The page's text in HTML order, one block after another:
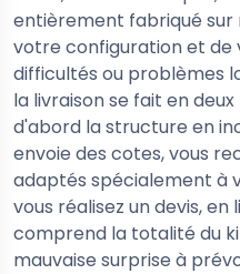
entièrement fabriqué sur
votre configuration et de
difficultés ou problèmes
la livraison se fait en
d'abord la structure en
envoie des cotes, vous
adaptés spécialement à
vous réalisez un devis,
comprend la totalité du
mauvaise surprise à